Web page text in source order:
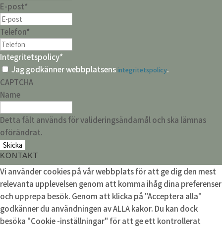
E-post*
Telefon*
Integritetspolicy*
Jag godkänner webbplatsensintegritetspolicy.
CAPTCHA
Name
Detta fält används för valideringsändamål och ska lämnas
oförändrat.
KONTAKT
Vi använder cookies på vår webbplats för att ge dig den mest
relevanta upplevelsen genom att komma ihåg dina preferenser
och upprepa besök. Genom att klicka på "Acceptera alla"
godkänner du användningen av ALLA kakor. Du kan dock
besöka "Cookie -inställningar" för att ge ett kontrollerat